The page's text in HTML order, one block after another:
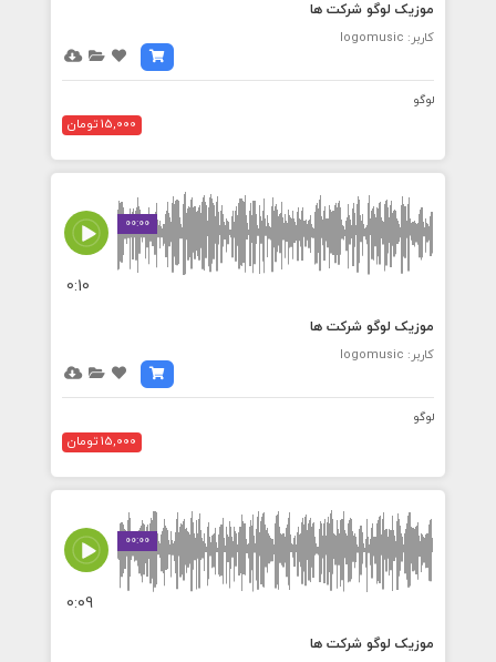
موزیک لوگو شرکت ها
کاربر: logomusic
لوگو
15,000 تومان
00:00
0:10
موزیک لوگو شرکت ها
کاربر: logomusic
لوگو
15,000 تومان
00:00
0:09
موزیک لوگو شرکت ها